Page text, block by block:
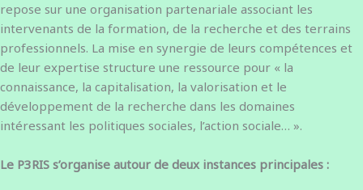
repose sur une organisation partenariale associant les
intervenants de la formation, de la recherche et des terrains
professionnels. La mise en synergie de leurs compétences et
de leur expertise structure une ressource pour « la
connaissance, la capitalisation, la valorisation et le
développement de la recherche dans les domaines
intéressant les politiques sociales, l’action sociale… ».
Le P3RIS s’organise autour de deux instances principales :